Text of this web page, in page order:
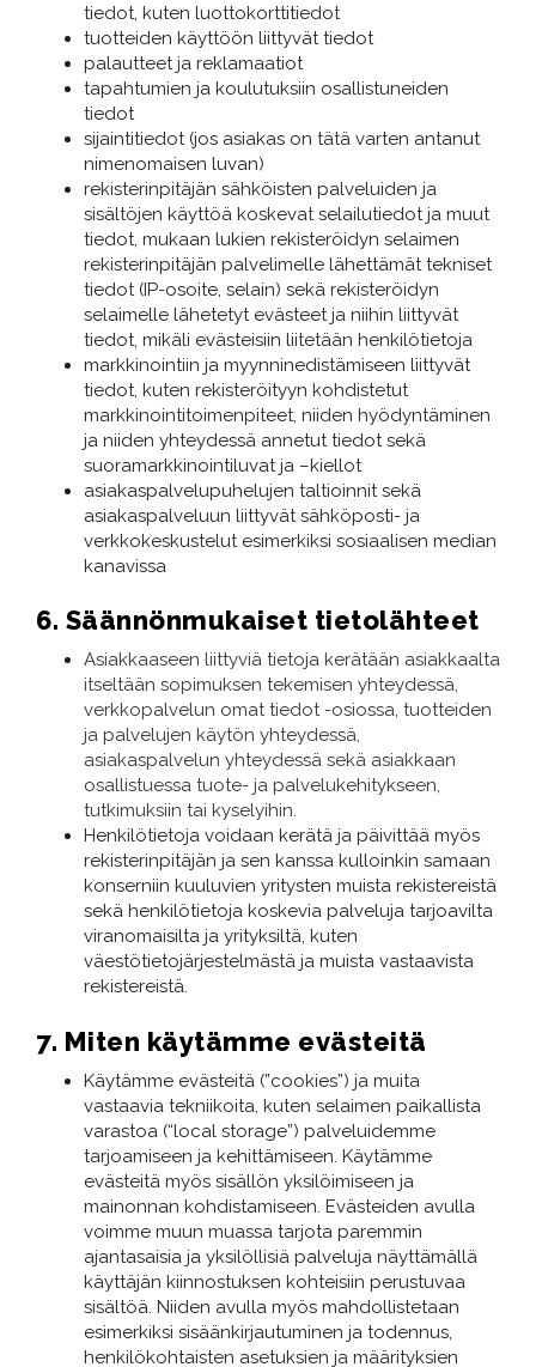
tiedot, kuten luottokorttitiedot
tuotteiden käyttöön liittyvät tiedot
palautteet ja reklamaatiot
tapahtumien ja koulutuksiin osallistuneiden
tiedot
sijaintitiedot (jos asiakas on tätä varten antanut
nimenomaisen luvan)
rekisterinpitäjän sähköisten palveluiden ja
sisältöjen käyttöä koskevat selailutiedot ja muut
tiedot, mukaan lukien rekisteröidyn selaimen
rekisterinpitäjän palvelimelle lähettämät tekniset
tiedot (IP-osoite, selain) sekä rekisteröidyn
selaimelle lähetetyt evästeet ja niihin liittyvät
tiedot, mikäli evästeisiin liitetään henkilötietoja
markkinointiin ja myynninedistämiseen liittyvät
tiedot, kuten rekisteröityyn kohdistetut
markkinointitoimenpiteet, niiden hyödyntäminen
ja niiden yhteydessä annetut tiedot sekä
suoramarkkinointiluvat ja –kiellot
asiakaspalvelupuhelujen taltioinnit sekä
asiakaspalveluun liittyvät sähköposti- ja
verkkokeskustelut esimerkiksi sosiaalisen median
kanavissa
6. Säännönmukaiset tietolähteet
Asiakkaaseen liittyviä tietoja kerätään asiakkaalta
itseltään sopimuksen tekemisen yhteydessä,
verkkopalvelun omat tiedot -osiossa, tuotteiden
ja palvelujen käytön yhteydessä,
asiakaspalvelun yhteydessä sekä asiakkaan
osallistuessa tuote- ja palvelukehitykseen,
tutkimuksiin tai kyselyihin.
Henkilötietoja voidaan kerätä ja päivittää myös
rekisterinpitäjän ja sen kanssa kulloinkin samaan
konserniin kuuluvien yritysten muista rekistereistä
sekä henkilötietoja koskevia palveluja tarjoavilta
viranomaisilta ja yrityksiltä, kuten
väestötietojärjestelmästä ja muista vastaavista
rekistereistä.
7. Miten käytämme evästeitä
Käytämme evästeitä (”cookies”) ja muita
vastaavia tekniikoita, kuten selaimen paikallista
varastoa (“local storage”) palveluidemme
tarjoamiseen ja kehittämiseen. Käytämme
evästeitä myös sisällön yksilöimiseen ja
mainonnan kohdistamiseen. Evästeiden avulla
voimme muun muassa tarjota paremmin
ajantasaisia ja yksilöllisiä palveluja näyttämällä
käyttäjän kiinnostuksen kohteisiin perustuvaa
sisältöä. Niiden avulla myös mahdollistetaan
esimerkiksi sisäänkirjautuminen ja todennus,
henkilökohtaisten asetuksien ja määrityksien